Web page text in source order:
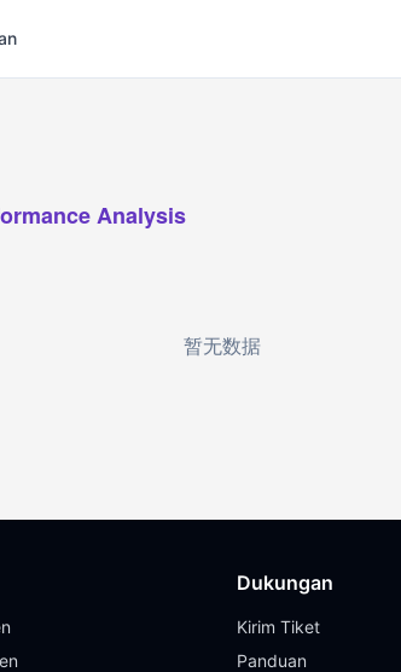
Analysis
暂无数据
Dukungan
Kirim Tiket
Panduan